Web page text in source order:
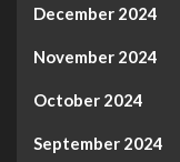
December 2024
November 2024
October 2024
September 2024